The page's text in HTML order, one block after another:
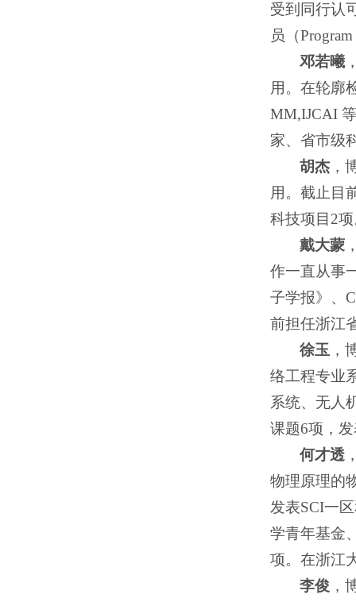
受到同行认
员（
邓若曦
用。在轮廓
MM,IJCAI
家、省市级
胡杰 ，
用。截止目
科技项目2
戴大蒙
作一直从事
子学报》、
前担任浙江
徐玉 ，
络工程专业
系统、无人
课题6项，
何才透
物理原理的
发表SCI一
学青年基金
项。在浙江
李俊 ，